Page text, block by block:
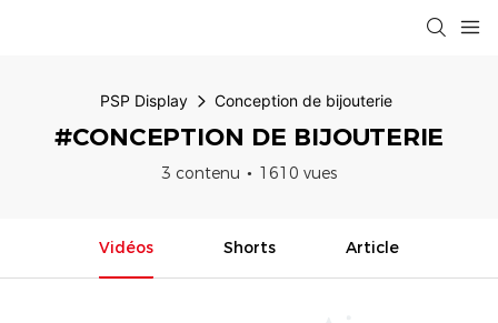
PSP Display Conception de bijouterie
#CONCEPTION DE BIJOUTERIE
3 contenu 1610 vues
Vidéos Shorts Article